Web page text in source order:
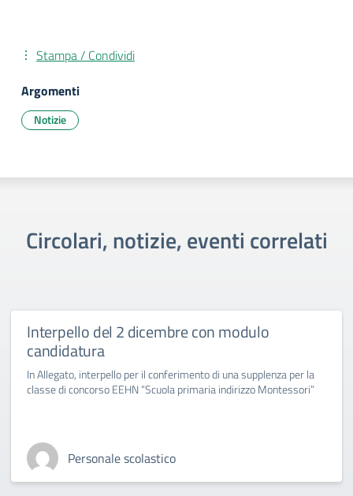
Stampa / Condividi
Argomenti
Notizie
Circolari, notizie, eventi correlati
Interpello del 2 dicembre con modulo
candidatura
In Allegato, interpello per il conferimento di una supplenza per la
classe di concorso EEHN “Scuola primaria indirizzo Montessori”
Personale scolastico